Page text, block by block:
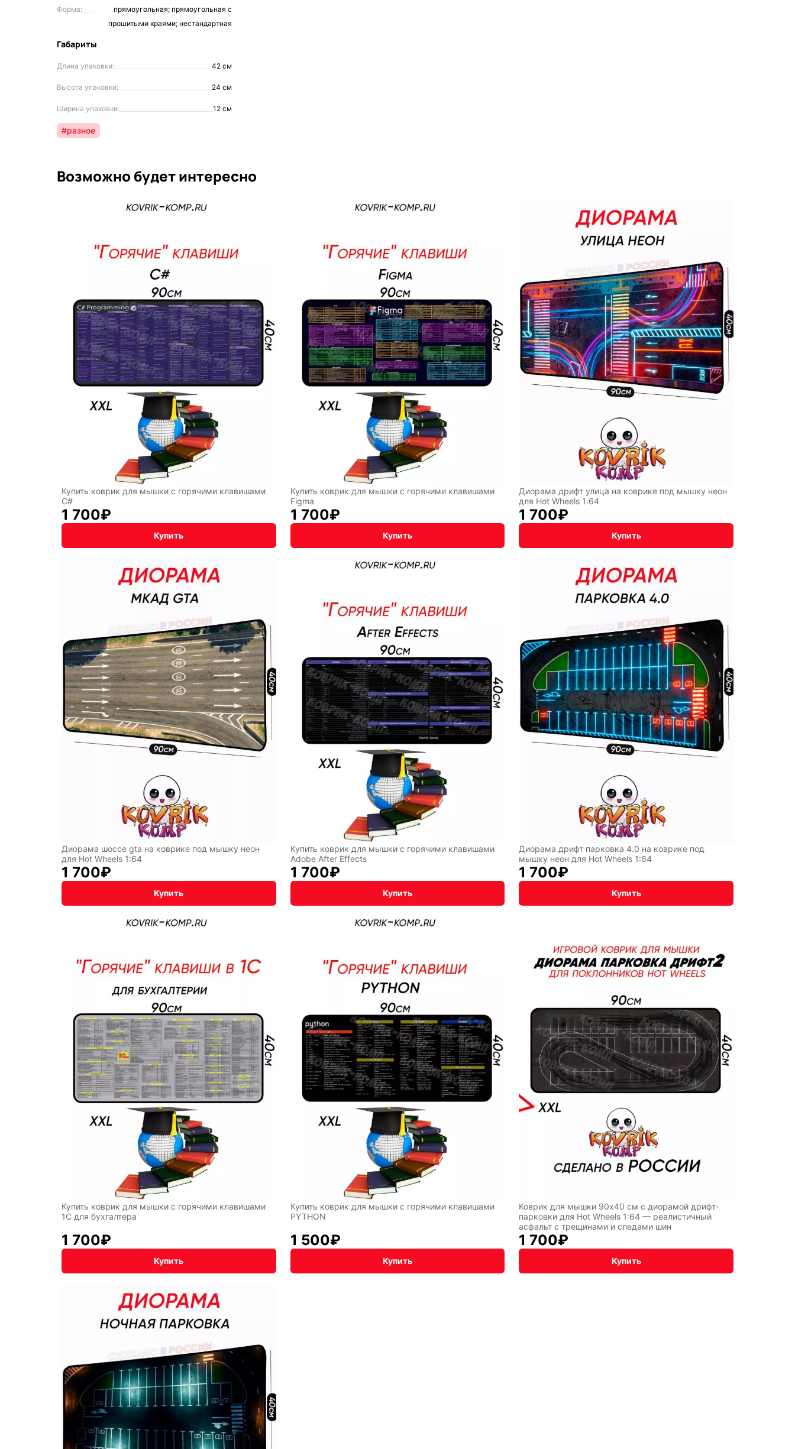
Форма:
прямоугольная; прямоугольная с
прошитыми краями; нестандартная
Габариты
Длина упаковки: 42 см
Высота упаковки: 24 см
Ширина упаковки: 12 см
#разное
Возможно будет интересно
Купить коврик для мышки с горячими клавишами
C#
1 700₽
Купить
Купить коврик для мышки с горячими клавишами
Figma
1 700₽
Купить
Диорама дрифт улица на коврике под мышку неон
для Hot Wheels 1:64
1 700₽
Купить
Диорама шоссе gta на коврике под мышку неон
для Hot Wheels 1:64
1 700₽
Купить
Купить коврик для мышки с горячими клавишами
Adobe After Effects
1 700₽
Купить
Диорама дрифт парковка 4.0 на коврике под
мышку неон для Hot Wheels 1:64
1 700₽
Купить
Купить коврик для мышки с горячими клавишами
1С для бухгалтера
1 700₽
Купить
Купить коврик для мышки с горячими клавишами
PYTHON
1 500₽
Купить
Коврик для мышки 90x40 см с диорамой дрифт-
парковки для Hot Wheels 1:64 — реалистичный
асфальт с трещинами и следами шин
1 700₽
Купить
Hot
Wheels
Профессии
Мария
В виде
Разное
По
мотивам
СССР Аниме Транспорт
Абстракция Фентези
Дарк
NET
Подарочная упаковка
Текущий:Колумбус